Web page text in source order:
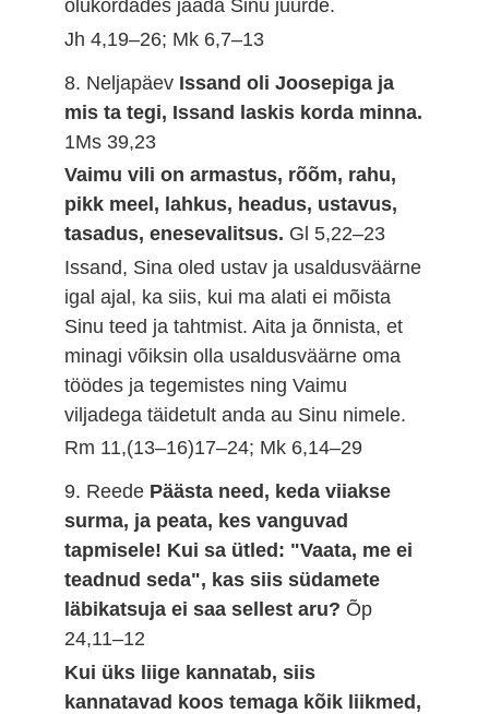
olukordades jääda Sinu juurde.
Jh 4,19–26; Mk 6,7–13
8. Neljapäev Issand oli Joosepiga ja
mis ta tegi, Issand laskis korda minna.
1Ms 39,23
Vaimu vili on armastus, rõõm, rahu,
pikk meel, lahkus, headus, ustavus,
tasadus, enesevalitsus. Gl 5,22–23
Issand, Sina oled ustav ja usaldusväärne
igal ajal, ka siis, kui ma alati ei mõista
Sinu teed ja tahtmist. Aita ja õnnista, et
minagi võiksin olla usaldusväärne oma
töödes ja tegemistes ning Vaimu
viljadega täidetult anda au Sinu nimele.
Rm 11,(13–16)17–24; Mk 6,14–29
9. Reede Päästa need, keda viiakse
surma, ja peata, kes vanguvad
tapmisele! Kui sa ütled: "Vaata, me ei
teadnud seda", kas siis südamete
läbikatsuja ei saa sellest aru? Õp
24,11–12
Kui üks liige kannatab, siis
kannatavad koos temaga kõik liikmed,